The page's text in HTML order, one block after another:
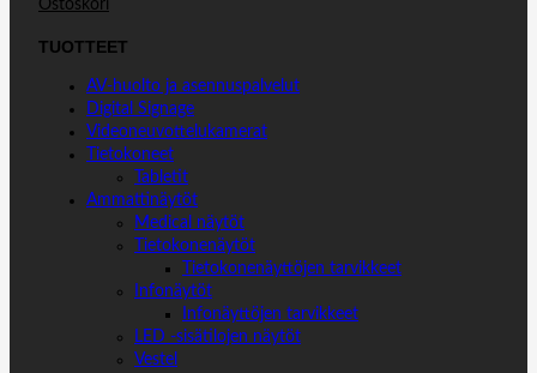
Ostoskori
TUOTTEET
AV-huolto ja asennuspalvelut
Digital Signage
Videoneuvottelukamerat
Tietokoneet
Tabletit
Ammattinäytöt
Medical näytöt
Tietokonenäytöt
Tietokonenäyttöjen tarvikkeet
Infonäytöt
Infonäyttöjen tarvikkeet
LED -sisätilojen näytöt
Vestel